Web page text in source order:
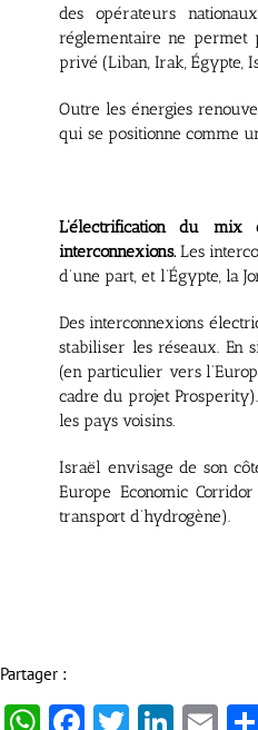
des opérateurs
réglementaire ne permet
privé (Liban, Irak, Égypte,
Outre les énergies
qui se positionne comme
L’électrification du
interconnexions.Les
d’une part, et l’Égypte, la
Des interconnexions
stabiliser les réseaux. En
(en particulier vers
cadre du projet
les pays voisins.
Israël envisage de son
Europe Economic
transport d’hydrogène).
Service
Partager :